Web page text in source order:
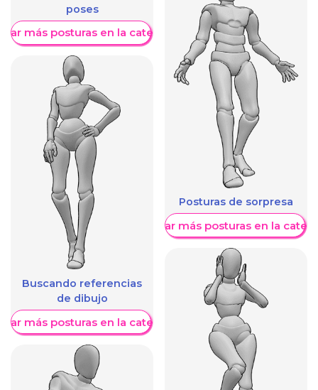
poses
más posturas en la categoría
Buscando referencias
de dibujo
más posturas en la categoría
Posturas de sorpresa
Mostrar más posturas en la